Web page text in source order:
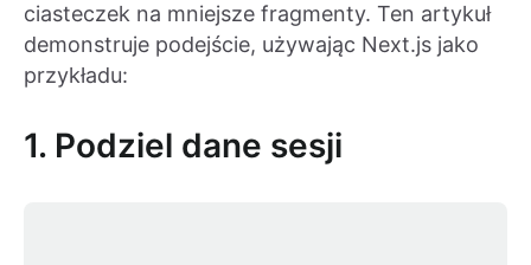
ciasteczek na mniejsze fragmenty. Ten artykuł
demonstruje podejście, używając Next.js jako
przykładu:
1. Podziel dane sesji